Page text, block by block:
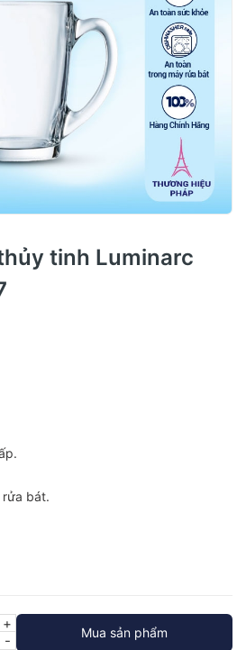
tinh Luminarc
rửa bát.
-
+
Mua sản phẩm